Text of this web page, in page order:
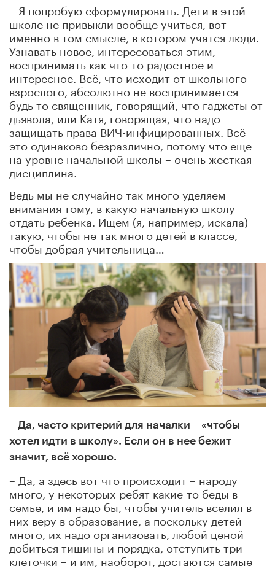
– Я попробую сформулировать. Дети в этой
школе не привыкли вообще учиться, вот
именно в том смысле, в котором учатся люди.
Узнавать новое, интересоваться этим,
воспринимать как что-то радостное и
интересное. Всё, что исходит от школьного
взрослого, абсолютно не воспринимается –
будь то священник, говорящий, что гаджеты от
дьявола, или Катя, говорящая, что надо
защищать права ВИЧ-инфицированных. Всё
это одинаково безразлично, потому что еще
на уровне начальной школы – очень жесткая
дисциплина.
Ведь мы не случайно так много уделяем
внимания тому, в какую начальную школу
отдать ребенка. Ищем (я, например, искала)
такую, чтобы не так много детей в классе,
чтобы добрая учительница…
– Да, часто критерий для началки – «чтобы
хотел идти в школу». Если он в нее бежит –
значит, всё хорошо.
– Да, а здесь вот что происходит – народу
много, у некоторых ребят какие-то беды в
семье, и им надо бы, чтобы учитель вселил в
них веру в образование, а поскольку детей
много, их надо организовать, любой ценой
добиться тишины и порядка, отступить три
клеточки – и им, наоборот, достаются самые